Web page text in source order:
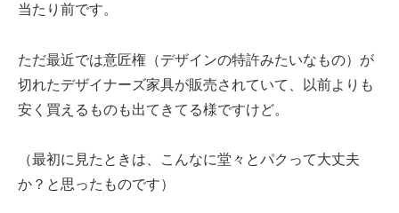
当たり前です。
ただ最近では意匠権（デザインの特許みたいなもの）が
切れたデザイナーズ家具が販売されていて、以前よりも
安く買えるものも出てきてる様ですけど。
（最初に見たときは、こんなに堂々とパクって大丈夫
か？と思ったものです）